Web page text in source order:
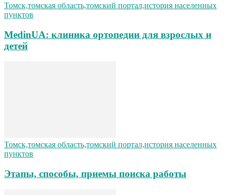
Томск,томская область,томский портал,история населенных
пунктов
MedinUA: клиника ортопедии для взрослых и
детей
Томск,томская область,томский портал,история населенных
пунктов
Этапы, способы, приемы поиска работы